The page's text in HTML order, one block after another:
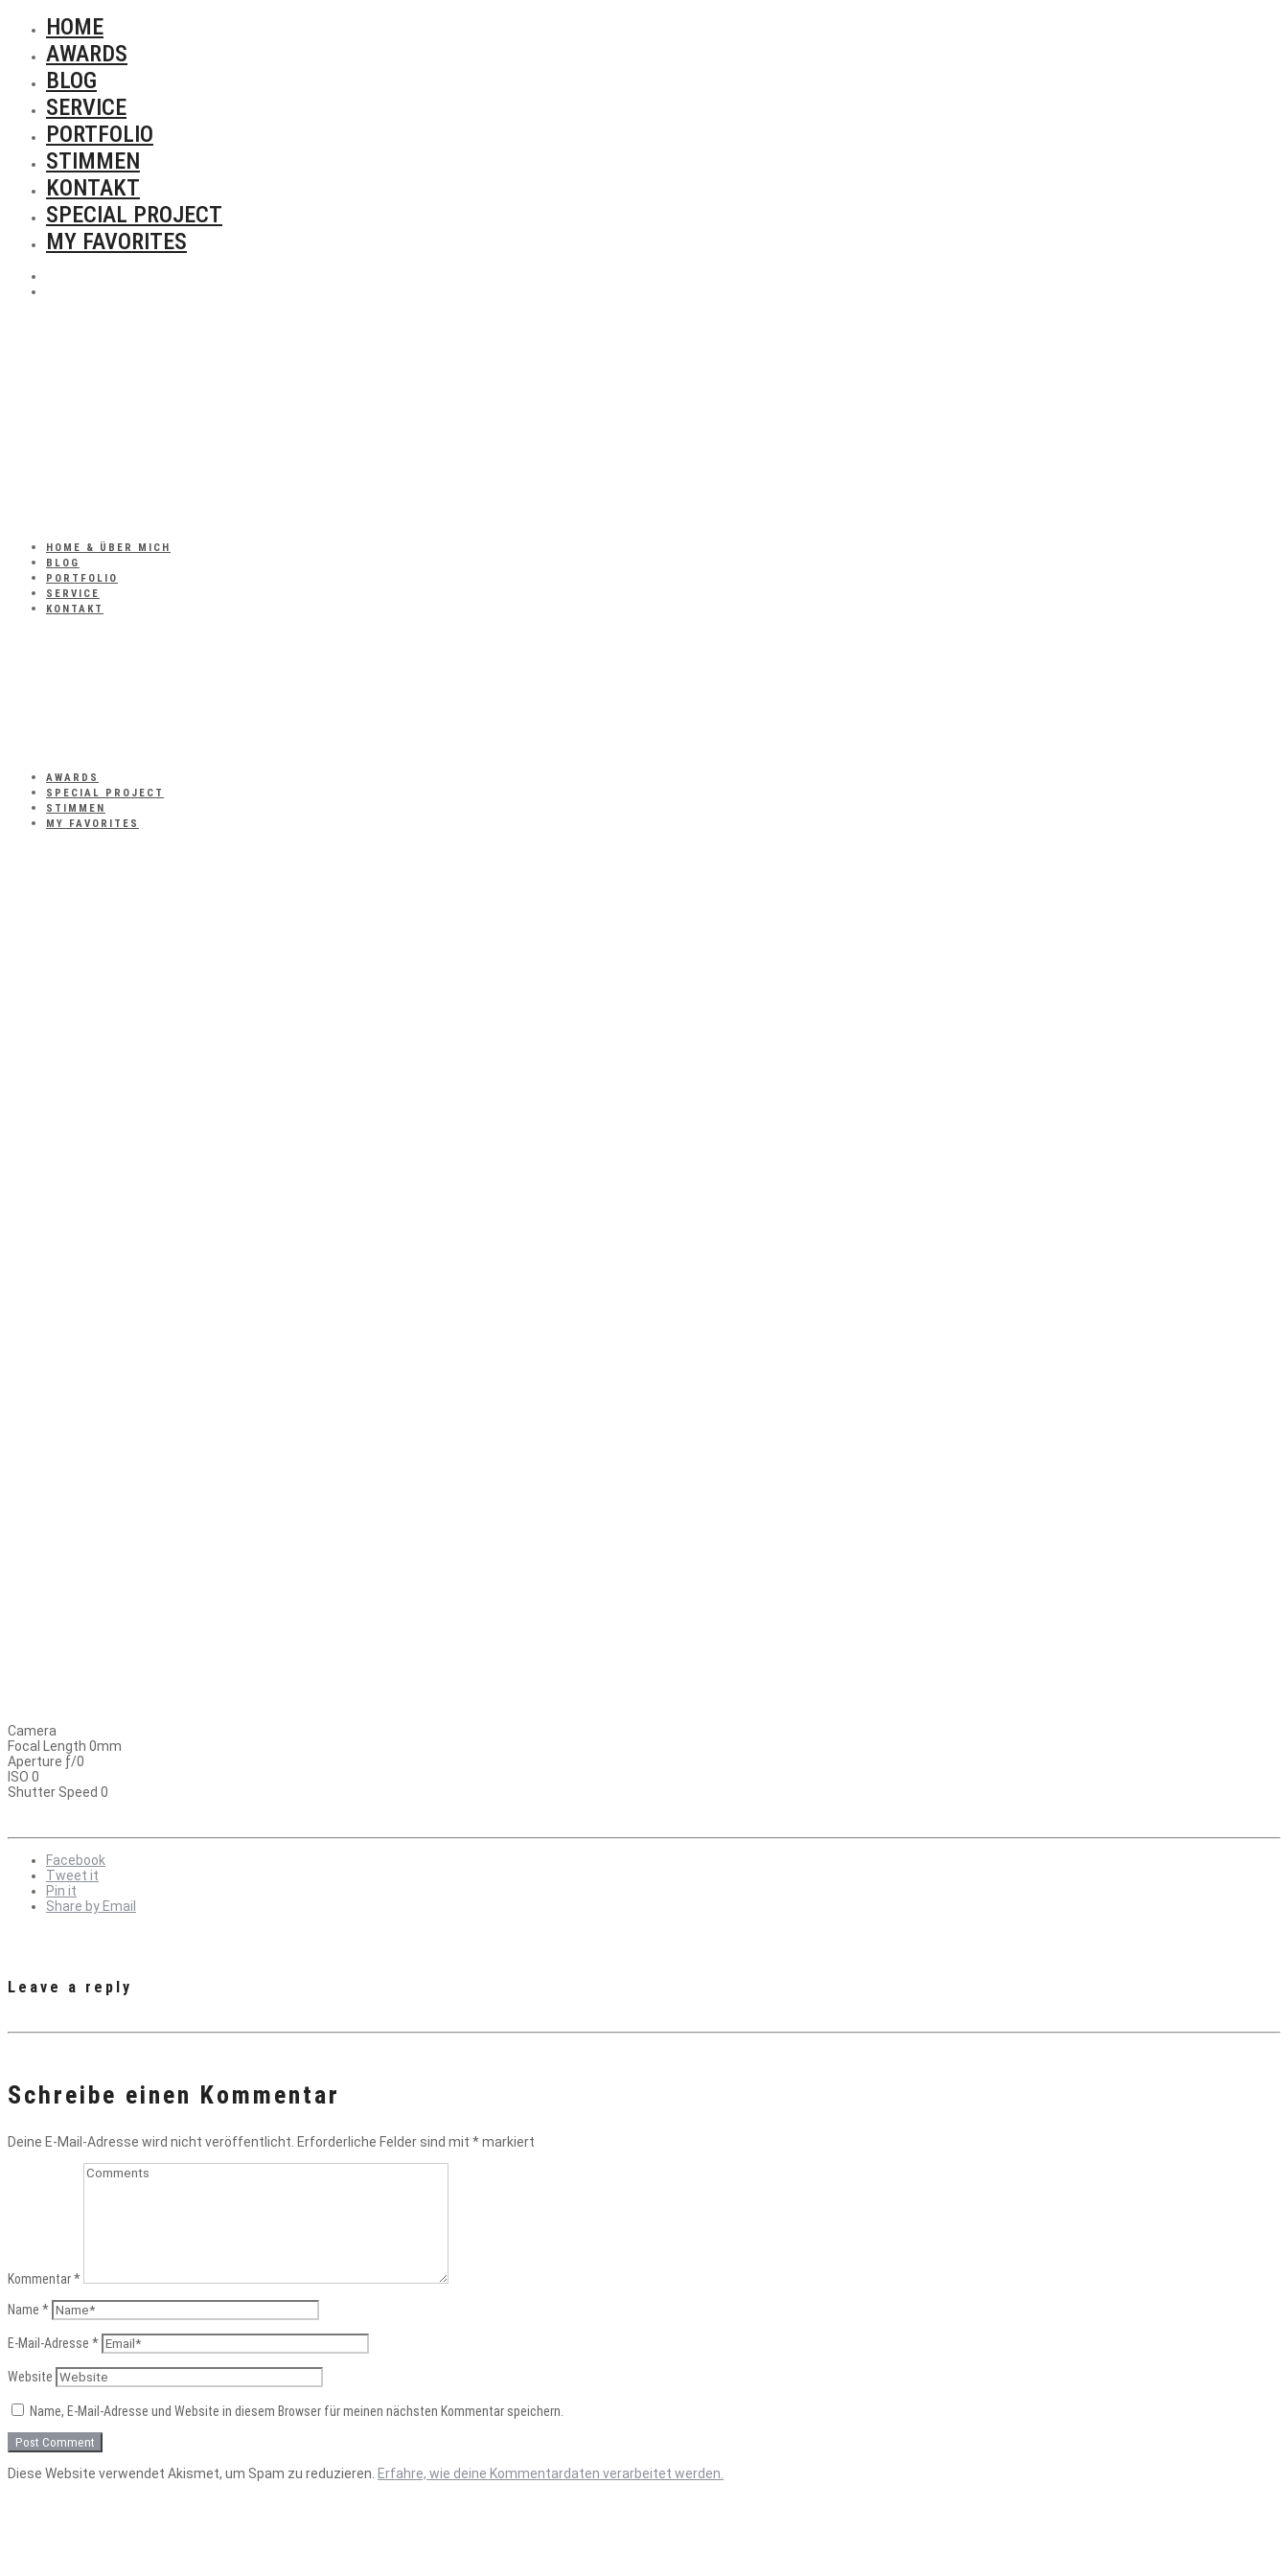
HOME
AWARDS
BLOG
SERVICE
PORTFOLIO
STIMMEN
KONTAKT
SPECIAL PROJECT
MY FAVORITES
HOME & ÜBER MICH
BLOG
PORTFOLIO
SERVICE
KONTAKT
AWARDS
SPECIAL PROJECT
STIMMEN
MY FAVORITES
Camera
Focal Length 0mm
Aperture ƒ/0
ISO 0
Shutter Speed 0
Facebook
Tweet it
Pin it
Share by Email
Leave a reply
Schreibe einen Kommentar
Deine E-Mail-Adresse wird nicht veröffentlicht. Erforderliche Felder sind mit *markiert
Kommentar*
Name *
E-Mail-Adresse *
Website
Name, E-Mail-Adresse und Website in diesem Browser für meinen nächsten Kommentar speichern.
Diese Website verwendet Akismet, um Spam zu reduzieren. Erfahre, wie deine Kommentardaten verarbeitet werden.